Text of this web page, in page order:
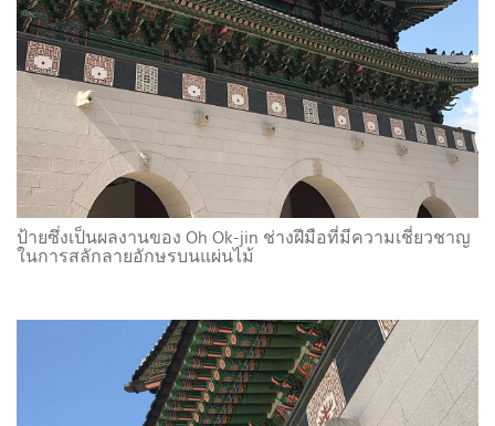
ป้ายซึ่งเป็นผลงานของ Oh Ok-jin ช่างฝีมือที่มีความเชี่ยวชาญ
ในการสลักลายอักษรบนแผ่นไม้